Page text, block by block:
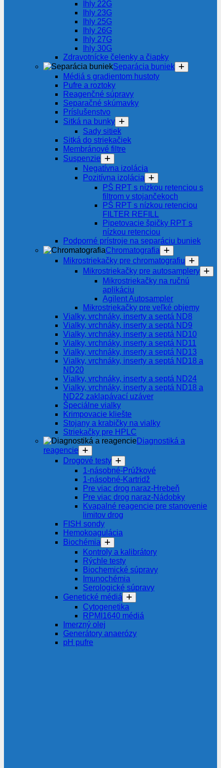
Ihly 22G
Ihly 23G
Ihly 25G
Ihly 26G
Ihly 27G
Ihly 30G
Zdravotnícke čelenky a čiapky
Separácia buniek
Médiá s gradientom hustoty
Pufre a roztoky
Reagenčné súpravy
Separačné skúmavky
Príslušenstvo
Sitká na bunky
Sady sitiek
Sitká do striekačiek
Membránové filtre
Suspenzie
Negatívna izolácia
Pozitívna izolácia
PŠ RPT s nízkou retenciou s
filtrom v stojančekoch
PŠ RPT s nízkou retenciou
FILTER REFILL
Pipetovacie špičky RPT s
nízkou retenciou
Podporné prístroje na separáciu buniek
Chromatografia
Mikrostriekačky pre chromatografiu
Mikrostriekačky pre autosamplery
Mikrostriekačky na ručnú
aplikáciu
Agilent Autosampler
Mikrostriekačky pre veľké objemy
Vialky, vrchnáky, inserty a septá ND8
Vialky, vrchnáky, inserty a septá ND9
Vialky, vrchnáky, inserty a septá ND10
Vialky, vrchnáky, inserty a septá ND11
Vialky, vrchnáky, inserty a septá ND13
Vialky, vrchnáky, inserty a septá ND18 a
ND20
Vialky, vrchnáky, inserty a septá ND24
Vialky, vrchnáky, inserty a septá ND18 a
ND22 zaklapávací uzáver
Špeciálne vialky
Krimpovacie kliešte
Stojany a krabičky na vialky
Striekačky pre HPLC
Diagnostiká a
reagencie
Drogové testy
1-násobné-Prúžkové
1-násobné-Kartridž
Pre viac drog naraz-Hrebeň
Pre viac drog naraz-Nádobky
Kvapalné reagencie pre stanovenie
limitov drog
FISH sondy
Hemokoagulácia
Biochémia
Kontroly a kalibrátory
Rýchle testy
Biochemické súpravy
Imunochémia
Serologické súpravy
Genetické médiá
Cytogenetika
RPMI1640 médiá
Imerzný olej
Generátory anaerózy
pH pufre